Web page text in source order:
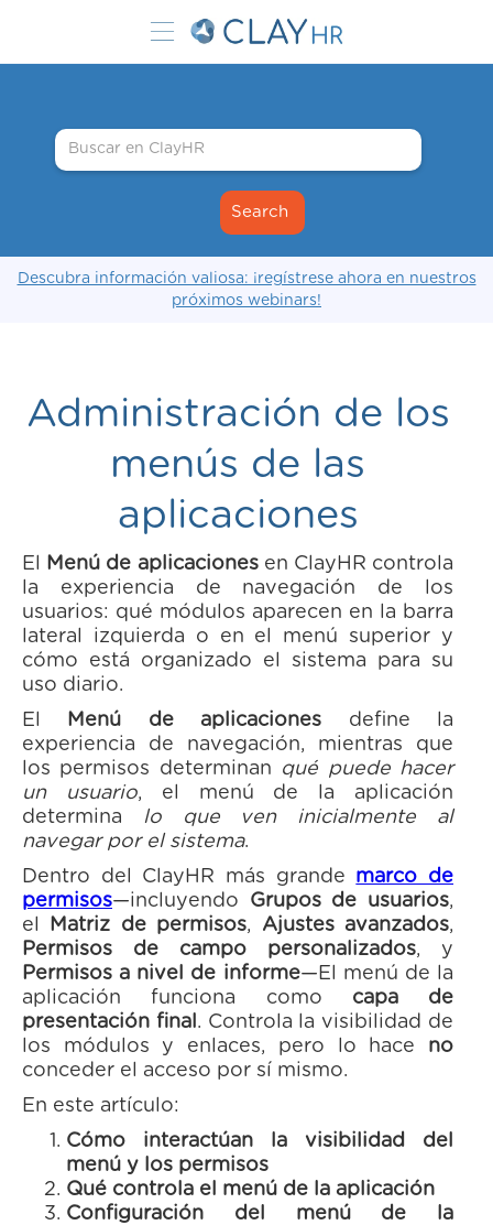
Descubra información valiosa: ¡regístrese ahora en nuestros
próximos webinars!
Administración de los
menús de las
aplicaciones
El Menú de aplicacionesen ClayHR controla
la experiencia de navegación de los
usuarios: qué módulos aparecen en la barra
lateral izquierda o en el menú superior y
cómo está organizado el sistema para su
uso diario.
El Menú de aplicaciones define la
experiencia de navegación, mientras que
los permisos determinan qué puede hacer
un usuario, el menú de la aplicación
determina lo que ven inicialmente al
navegar por el sistema.
Dentro del ClayHR más grande marco de
permisos—incluyendo Grupos de usuarios,
el Matriz de permisos, Ajustes avanzados,
Permisos de campo personalizados, y
Permisos a nivel de informe—El menú de la
aplicación funciona como capa de
presentación final. Controla la visibilidad de
los módulos y enlaces, pero lo hace no
conceder el acceso por sí mismo.
En este artículo:
Cómo interactúan la visibilidad del
menú y los permisos
Qué controla el menú de la aplicación
Configuración del menú de la